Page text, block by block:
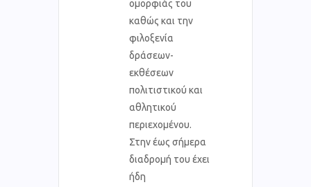
ομορφιάς του
καθώς και την
φιλοξενία
δράσεων-
εκθέσεων
πολιτιστικού και
αθλητικού
περιεχομένου.
Στην έως σήμερα
διαδρομή του έχει
ήδη